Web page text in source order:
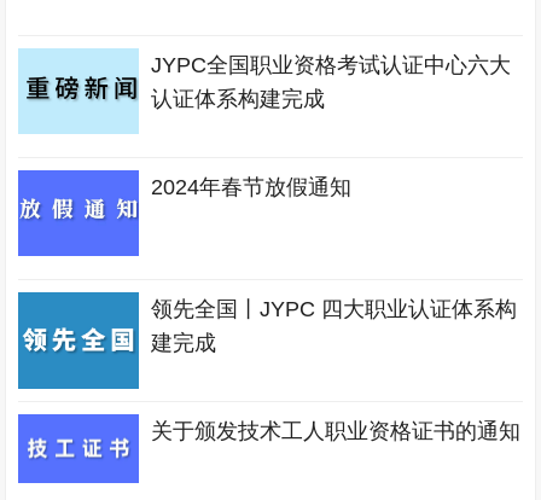
JYPC全国职业资格考试认证中心六大
认证体系构建完成
2024年春节放假通知
领先全国丨JYPC 四大职业认证体系构
建完成
关于颁发技术工人职业资格证书的通知